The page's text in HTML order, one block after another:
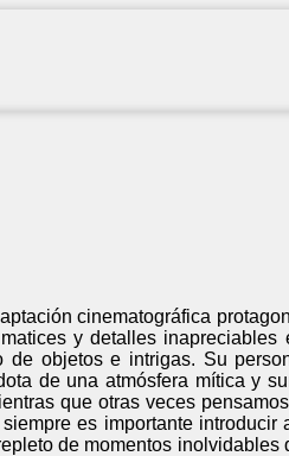
cinematográfica
y detalles
objetos e intrigas. Su
de una atmósfera mítica y
que otras veces
es importante introducir
de momentos